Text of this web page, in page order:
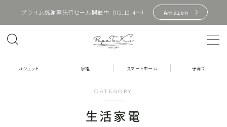
プライム感謝祭先行セール開催中（R5.10.4〜） Amazon
MENU
HOME
ガジェット 家電 スマートホーム 子育て
CATEGORY
生活家電